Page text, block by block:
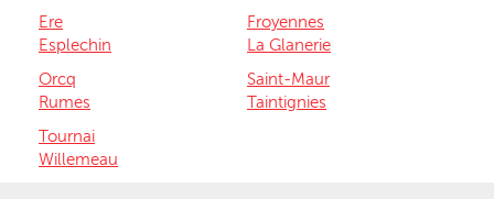
Ere
Esplechin
Froyennes
La Glanerie
Orcq
Rumes
Saint-Maur
Taintignies
Tournai
Willemeau